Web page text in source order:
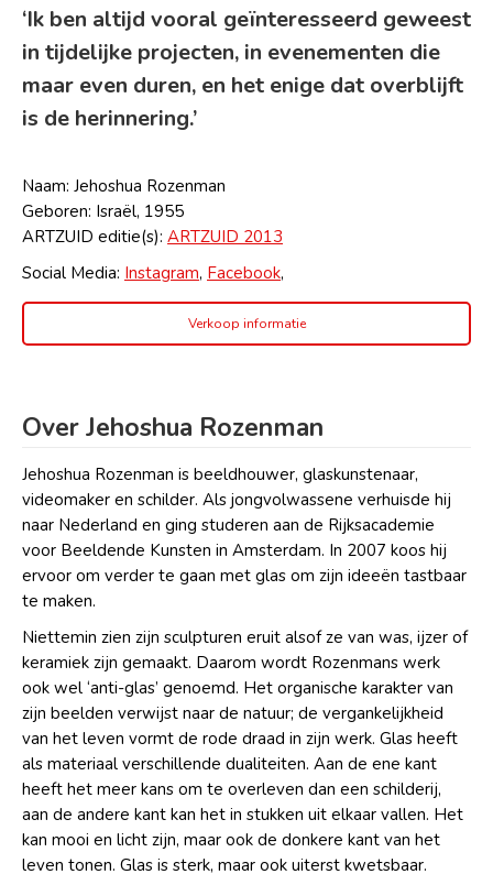
‘Ik ben altijd vooral geïnteresseerd geweest
in tijdelijke projecten, in evenementen die
maar even duren, en het enige dat overblijft
is de herinnering.’
Naam: Jehoshua Rozenman
Geboren: Israël, 1955
ARTZUID editie(s): ARTZUID 2013
Social Media: Instagram, Facebook,
Verkoop informatie
Over Jehoshua Rozenman
Jehoshua Rozenman is beeldhouwer, glaskunstenaar,
videomaker en schilder. Als jongvolwassene verhuisde hij
naar Nederland en ging studeren aan de Rijksacademie
voor Beeldende Kunsten in Amsterdam. In 2007 koos hij
ervoor om verder te gaan met glas om zijn ideeën tastbaar
te maken.
Niettemin zien zijn sculpturen eruit alsof ze van was, ijzer of
keramiek zijn gemaakt. Daarom wordt Rozenmans werk
ook wel ‘anti-glas’ genoemd. Het organische karakter van
zijn beelden verwijst naar de natuur; de vergankelijkheid
van het leven vormt de rode draad in zijn werk. Glas heeft
als materiaal verschillende dualiteiten. Aan de ene kant
heeft het meer kans om te overleven dan een schilderij,
aan de andere kant kan het in stukken uit elkaar vallen. Het
kan mooi en licht zijn, maar ook de donkere kant van het
leven tonen. Glas is sterk, maar ook uiterst kwetsbaar.